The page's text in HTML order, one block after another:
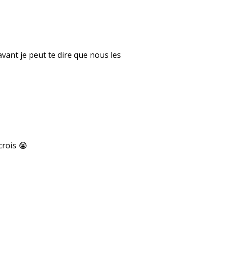
je peut te dire que nous les
😭